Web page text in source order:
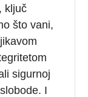
ključ
što vani,
sigurnoj
I